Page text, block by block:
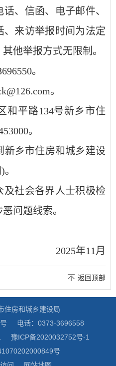
、信函、电子邮件、
、来访举报时间为法定
他举报方式无限制。
。
。
和平路134号新乡市住
。
新乡市住房和城乡建设
及社会各界人士积极检
问题线索。
2025年11月
返回顶部
住房和城乡建设局
电话：0373-3696558
豫ICP备2020032752号-1
号